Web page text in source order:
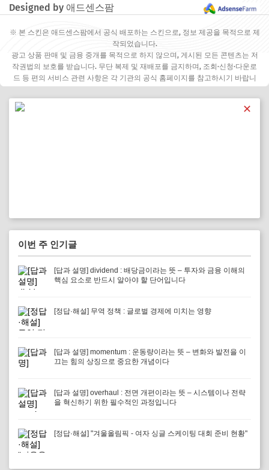
Designed by 애드센스팜
※ 본 스킨은 애드센스팜에서 공식 배포하는 스킨으로, 정보 제공을 목적으로 제
작되었습니다.
광고 상품 판매 및 금융 중개를 목적으로 하지 않으며, 게시된 모든 콘텐츠는 저
작권법의 보호를 받습니다. 무단 복제 및 재배포를 금지하며, 조회·신청·다운로
드 등 편의 서비스 관련 사항은 각 기관의 공식 홈페이지를 참고하시기 바랍니
✕
이번 주 인기글
[답과 설명] dividend : 배당금이라는 뜻 – 투자와 금융 이해의
핵심 요소로 반드시 알아야 할 단어입니다
[정답·해설] 무역 정책 : 글로벌 경제에 미치는 영향
[답과 설명] momentum : 운동량이라는 뜻 – 변화와 발전을 이
끄는 힘의 상징으로 중요한 개념이다
[답과 설명] overhaul : 전면 개편이라는 뜻 – 시스템이나 전략
을 혁신하기 위한 필수적인 과정입니다
[정답·해설] "겨울올림픽 - 여자 싱글 스케이팅 대회 준비 현황"